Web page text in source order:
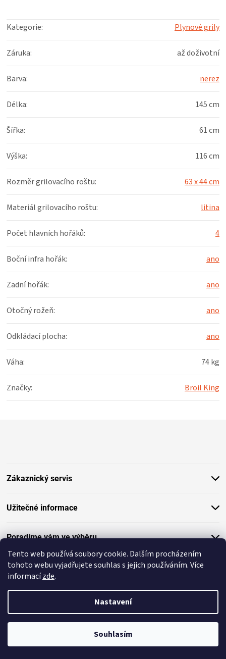
Tento web používá soubory cookie. Dalším procházením
tohoto webu vyjadřujete souhlas s jejich používáním. Více
informacízde.
Nastavení
Souhlasím
Kategorie: Plynové grily
Záruka: až doživotní
Barva: nerez
Délka: 145 cm
Šířka: 61 cm
Výška: 116 cm
Rozměr grilovacího roštu: 63 x 44 cm
Materiál grilovacího roštu: litina
Počet hlavních hořáků: 4
Boční infra hořák: ano
Zadní hořák: ano
Otočný rožeň: ano
Odkládací plocha: ano
Váha: 74 kg
Značky: Broil King
Zákaznický servis
Užitečné informace
Poradíme vám ve výběru
Vytvořil Shoptet
Copyright 2026Grilování CZ. Všechna práva vyhrazena.
Splátková kalkulačka ESSOX